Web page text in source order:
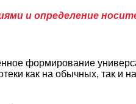
и определение
формирование
как на обычных, так и